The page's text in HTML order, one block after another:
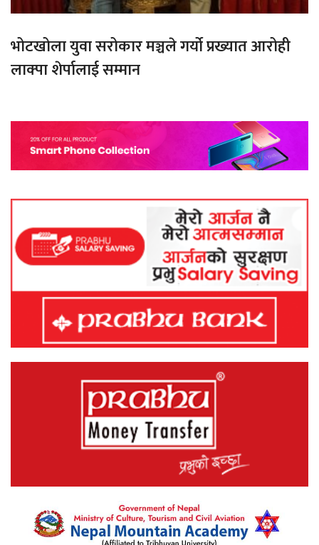
भोटखोला युवा सरोकार मञ्चले गर्यो प्रख्यात आरोही
लाक्पा शेर्पालाई सम्मान